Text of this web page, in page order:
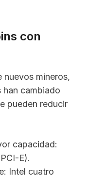
con
nuevos mineros,
cambiado
pueden reducir
capacidad:
E).
Intel cuatro